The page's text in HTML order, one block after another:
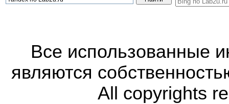
Все использованные
являются
All copyrights